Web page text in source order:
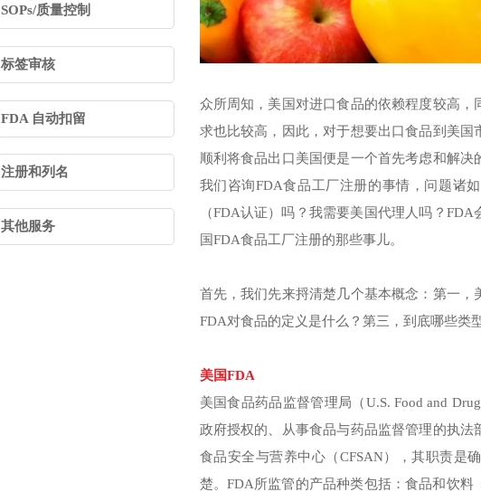
SOPs/质量控制
标签审核
FDA 自动扣留
注册和列名
其他服务
众所周知，美国对进口食品的依赖程度较高
求也比较高，因此，对于想要出口食品到美国
顺利将食品出口美国便是一个首先考虑和解
我们咨询FDA食品工厂注册的事情，问题诸
（FDA认证）吗？我需要美国代理人吗？
国FDA食品工厂注册的那些事儿。
首先，我们先来捋清楚几个基本概念：第一，
FDA对食品的定义是什么？第三，到底哪些类
美国FDA
美国食品药品监督管理局（U.S. Food and
政府授权的、从事食品与药品监督管理的执
食品安全与营养中心（CFSAN），其职责是
楚。FDA所监管的产品种类包括：食品和饮